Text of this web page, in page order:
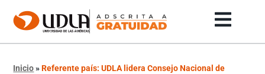
Inicio»Referente país: UDLA lidera Consejo Nacional de